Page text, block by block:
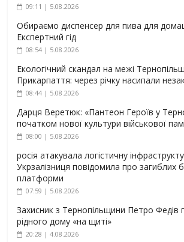
09:11 | 5.08.2026
Обираємо диспенсер для пива для
Експертний гід
08:54 | 5.08.2026
Екологічний скандал на межі
Прикарпаття: через річку насипали
08:44 | 5.08.2026
Дарця Веретюк: «Пантеон Героїв у
початком нової культури військової
08:00 | 5.08.2026
росія атакувала логістичну
Укрзалізниця повідомила про загиблих
платформи
07:59 | 5.08.2026
Захисник з Тернопільщини Петро Федів
рідного дому «на щиті»
20:28 | 4.08.2026